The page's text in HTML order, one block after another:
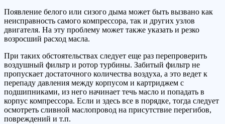
Появление белого или сизого дыма может быть вызвано как
неисправность самого компрессора, так и других узлов
двигателя. На эту проблему может также указать и резко
возросший расход масла.
При таких обстоятельствах следует еще раз перепроверить
воздушный фильтр и ротор турбины. Забитый фильтр не
пропускает достаточного количества воздуха, а это ведет к
перепаду давления между корпусом и картриджем с
подшипниками, из него начинает течь масло и попадать в
корпус компрессора. Если и здесь все в порядке, тогда следует
осмотреть сливной маслопровод на присутствие перегибов,
повреждений и т.п.